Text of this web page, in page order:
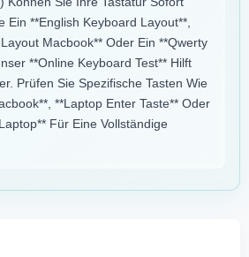
Ein **english Keyboard Layout**,
Macbook** Oder Ein **qwerty
**online Keyboard Test** Hilft
Prüfen Sie Spezifische Tasten Wie
**laptop Enter Taste** Oder
Für Eine Vollständige